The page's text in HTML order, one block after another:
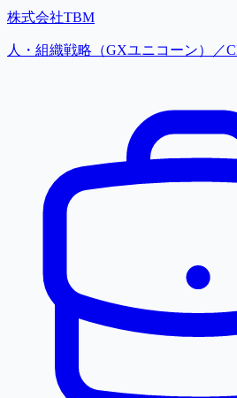
株式会社TBM
人・組織戦略（GXユニコーン）／